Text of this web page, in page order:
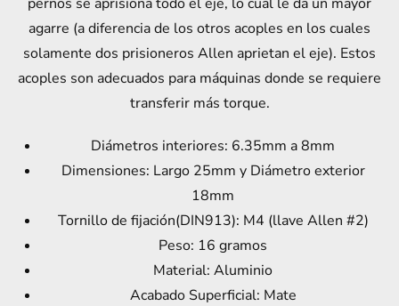
agarre (a diferencia de los otros acoples en los cuales
solamente dos prisioneros Allen aprietan el eje). Estos
acoples son adecuados para máquinas donde se requiere
transferir más torque.
Diámetros interiores: 6.35mm a 8mm
Dimensiones: Largo 25mm y Diámetro exterior
18mm
Tornillo de fijación(DIN913): M4 (llave Allen #2)
Peso: 16 gramos
Material: Aluminio
Acabado Superficial: Mate